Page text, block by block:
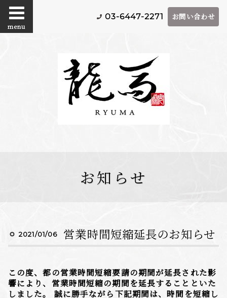
menu
03-6447-2271 お問い合わせ
お知らせ
2021/01/06 営業時間短縮延長のお知らせ
この度、都の営業時間短縮要請の期間が延長された影
響により、営業時間短縮の期間を延長することといた
しました。 誠に勝手ながら下記期間は、時間を短縮し